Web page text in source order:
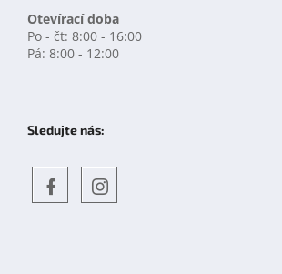
Otevírací doba
Po - čt: 8:00 - 16:00
Pá: 8:00 - 12:00
Sledujte nás: